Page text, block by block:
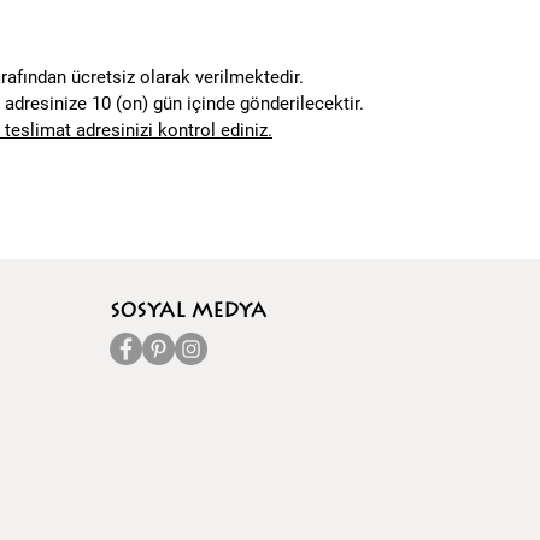
ücretsiz olarak verilmektedir.
10 (on) gün içinde gönderilecektir.
teslimat adresinizi kontrol ediniz.
SOSYAL MEDYA